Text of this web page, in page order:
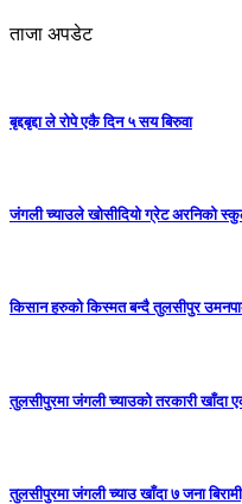
ताजा अपडेट
बृद्दबृद्दा ले रोपे एकै दिन ५ सय बिरुवा
जंगली च्याउले खोसीदियो ग्रेट अरनिको
किसान हरुको किस्मत बन्दै तुलसीपुर
तुलसीपुरमा जंगली च्याउको तरकारी खाँदा
तुलसीपुरमा जंगली च्याउ खाँदा ७ जना